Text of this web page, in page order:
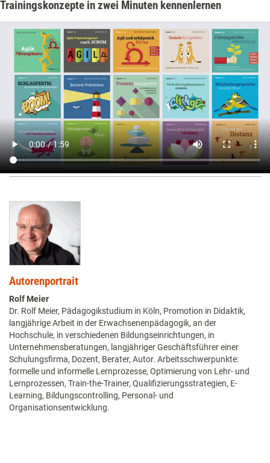
Trainingskonzepte in zwei Minuten kennenlernen
Autorenportrait
Rolf Meier
Dr. Rolf Meier, Pädagogikstudium in Köln, Promotion in Didaktik,
langjährige Arbeit in der Erwachsenenpädagogik, an der
Hochschule, in verschiedenen Bildungseinrichtungen, in
Unternehmensberatungen, langjähriger Geschäftsführer einer
Schulungsfirma, Dozent, Berater, Autor. Arbeitsschwerpunkte:
formelle und informelle Lernprozesse, Optimierung von Lehr- und
Lernprozessen, Train-the-Trainer, Qualifizierungsstrategien, E-
Learning, Bildungscontrolling, Personal- und
Organisationsentwicklung.